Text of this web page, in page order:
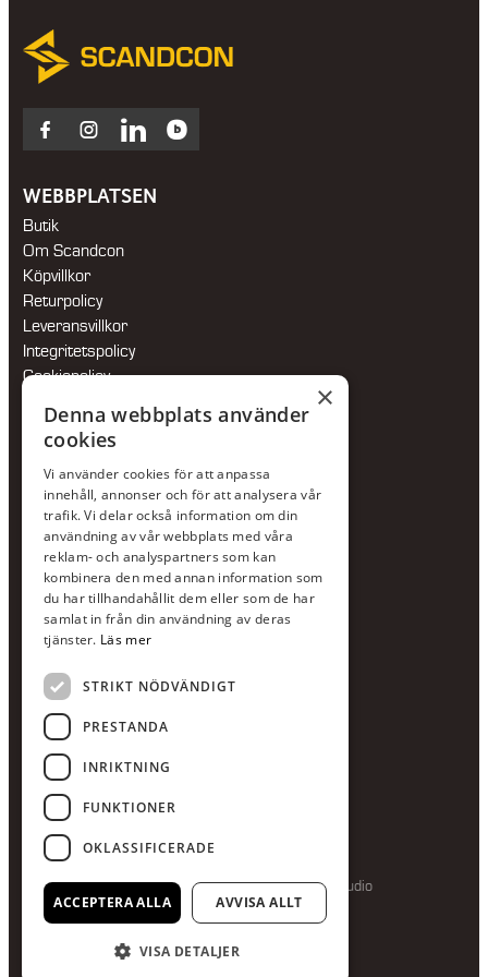
Facebook
Instagram
LinkedInBlocket
WEBBPLATSEN
Butik
Om Scandcon
Köpvillkor
Returpolicy
Leveransvillkor
Integritetspolicy
Cookiepolicy
Jour:073-36 88 87 0
Växel:020-120 29 00
E-post:info@scandcon.se
BESÖKSADRESS
Backagårdsgatan 9
511 57 Kinna
UPPGIFTER
Orgnummer
559375-8161
Swishnummer
123-615 05 28
Producerad av Gota Media Brand Studio
×
Denna webbplats använder
cookies
Vi använder cookies för att anpassa
innehåll, annonser och för att analysera vår
trafik. Vi delar också information om din
användning av vår webbplats med våra
reklam- och analyspartners som kan
kombinera den med annan information som
du har tillhandahållit dem eller som de har
samlat in från din användning av deras
tjänster. Läs mer
STRIKT NÖDVÄNDIGT
PRESTANDA
INRIKTNING
FUNKTIONER
OKLASSIFICERADE
ACCEPTERA ALLA AVVISA ALLT
VISA DETALJER